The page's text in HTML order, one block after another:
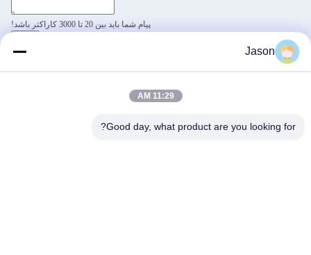
پیام شما باید بین 20 تا 3000 کاراکتر باشد!
Jason
11:29 AM
Good day, what product are you looking for?